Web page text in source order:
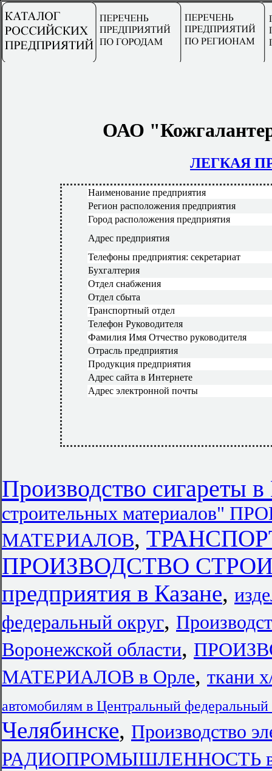
ОАО
ЛЕГКАЯ
Наименование предприятия
Регион расположения предприятия
Город расположения предприятия
Адрес предприятия
Телефоны предприятия: секретариат
Бухгалтерия
Отдел снабжения
Отдел сбыта
Транспортный отдел
Телефон Руководителя
Фамилия Имя Отчество руководителя
Отрасль предприятия
Продукция предприятия
Адрес сайта в Интернете
Адрес электронной почты
Производство сигареты
строительных
МАТЕРИАЛОВ, ТРАНСПОРТ
ПРОИЗВОДСТВО
предприятия в Казане,
федеральный округ,
Воронежской области,
МАТЕРИАЛОВ в Орле, ткани
автомобилям в Центральный федеральный
Челябинске, Производство
РАДИОПРОМЫШЛЕННОСТЬ в